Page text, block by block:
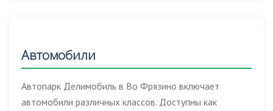
Автомобили
Автопарк Делимобиль в Во Фрязино включает
автомобили различных классов. Доступны как